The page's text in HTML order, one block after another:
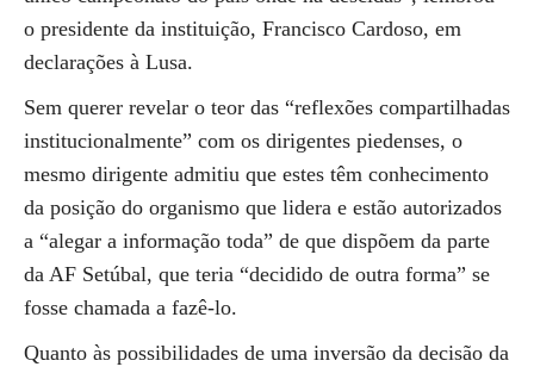
o presidente da instituição, Francisco Cardoso, em
declarações à Lusa.
Sem querer revelar o teor das “reflexões compartilhadas
institucionalmente” com os dirigentes piedenses, o
mesmo dirigente admitiu que estes têm conhecimento
da posição do organismo que lidera e estão autorizados
a “alegar a informação toda” de que dispõem da parte
da AF Setúbal, que teria “decidido de outra forma” se
fosse chamada a fazê-lo.
Quanto às possibilidades de uma inversão da decisão da